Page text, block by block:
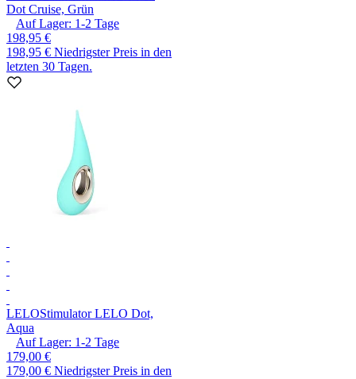
Dot Cruise, Grün
Auf Lager: 1-2 Tage
198,95 €
198,95 € Niedrigster Preis in den
letzten 30 Tagen.
LELOStimulator LELO Dot,
Aqua
Auf Lager: 1-2 Tage
179,00 €
179,00 € Niedrigster Preis in den